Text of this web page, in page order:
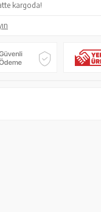
kargoda!